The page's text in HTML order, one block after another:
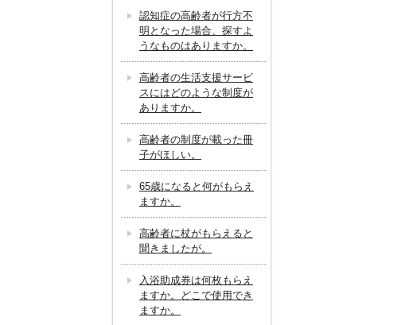
認知症の高齢者が行方不
明となった場合、探すよ
うなものはありますか。
高齢者の生活支援サービ
スにはどのような制度が
ありますか。
高齢者の制度が載った冊
子がほしい。
65歳になると何がもらえ
ますか。
高齢者に杖がもらえると
聞きましたが。
入浴助成券は何枚もらえ
ますか。どこで使用でき
ますか。